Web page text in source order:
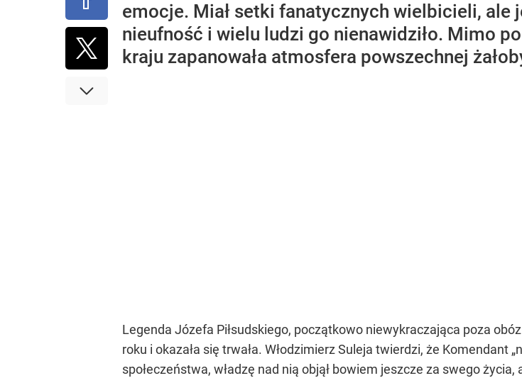
emocje. Miał setki fanatycznych wielbicieli, ale
nieufność i wielu ludzi go nienawidziło. Mimo
kraju zapanowała atmosfera powszechnej
Legenda Józefa Piłsudskiego, początkowo niewykraczająca poza
roku i okazała się trwała. Włodzimierz Suleja twierdzi, że
społeczeństwa, władzę nad nią objął bowiem jeszcze za swego